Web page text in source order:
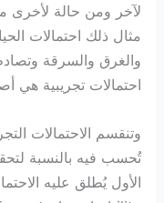
لآخر ومن حالة لأخرى
مثال ذلك احتمالات
والغرق والسرقة
احتمالات تجريبية هي
وتنقسم الاحتمالات
تُحسب فيه بالنسبة
الأول يُطلق عليه